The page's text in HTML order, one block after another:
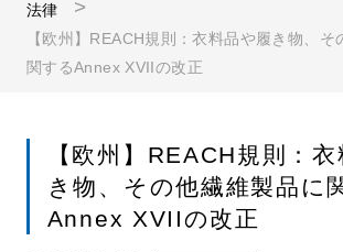
法律
【欧州】REACH規則：衣料品や履き物、そ
関するAnnex XVIIの改正
【欧州】REACH規則：
き物、その他繊維製品に
Annex XVIIの改正